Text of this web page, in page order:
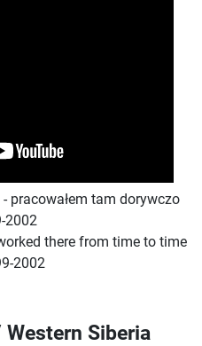
pracowałem tam dorywczo
2002
there from time to time
2002
Siberia